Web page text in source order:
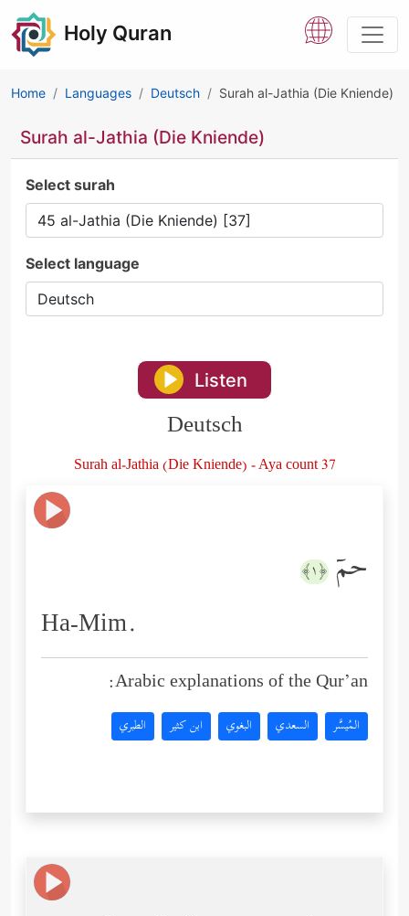
Holy Quran
Home Languages Deutsch Surah al-Jathia (Die Kniende)
Surah al-Jathia (Die Kniende)
Select surah
Select language
Listen
Deutsch
Surah al-Jathia (Die Kniende) - Aya count 37
حمۤ ﴿١﴾
Ha-Mim.
Arabic explanations of the Qur’an:
المُيسَّر السعدي البغوي ابن كثير الطبري